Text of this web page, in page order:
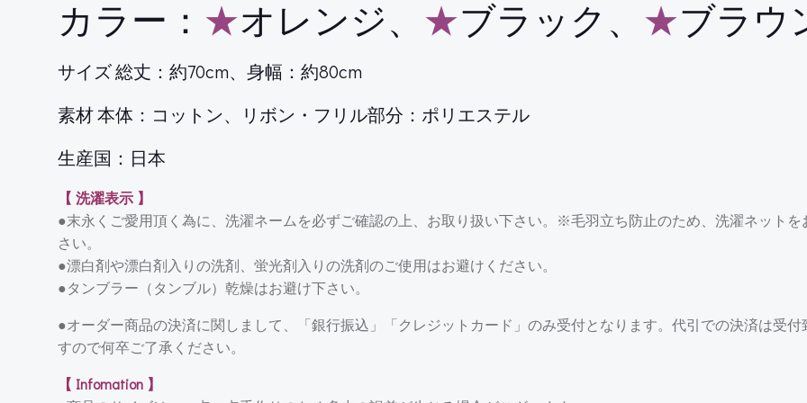
カラー： ★オレンジ、 ★ブラック、 ★ブラウ
サイズ 総丈：約70cm、身幅：約80cm
素材 本体：コットン、リボン・フリル部分：ポリエステル
生産国：日本
【 洗濯表示 】
●末永くご愛用頂く為に、洗濯ネームを必ずご確認の上、お取り扱い下さい。※毛羽立ち防止のため、洗濯ネットを
さい。
●漂白剤や漂白剤入りの洗剤、蛍光剤入りの洗剤のご使用はお避けください。
●タンブラー（タンブル）乾燥はお避け下さい。
●オーダー商品の決済に関しまして、「銀行振込」「クレジットカード」のみ受付となります。代引での決済は受付
すので何卒ご了承ください。
【 Infomation 】